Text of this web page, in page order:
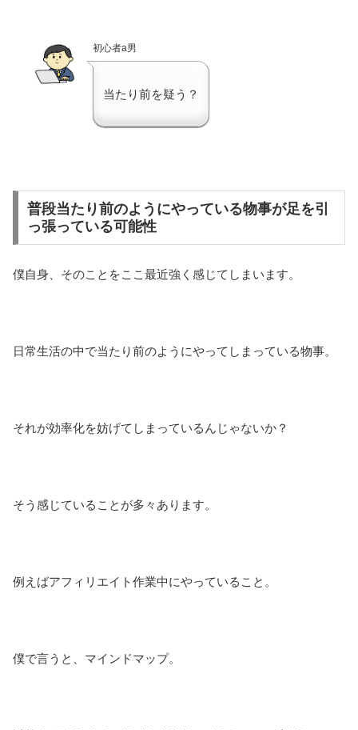
初心者a男
当たり前を疑う？
普段当たり前のようにやっている物事が足を引
っ張っている可能性
僕自身、そのことをここ最近強く感じてしまいます。
日常生活の中で当たり前のようにやってしまっている物事。
それが効率化を妨げてしまっているんじゃないか？
そう感じていることが多々あります。
例えばアフィリエイト作業中にやっていること。
僕で言うと、マインドマップ。